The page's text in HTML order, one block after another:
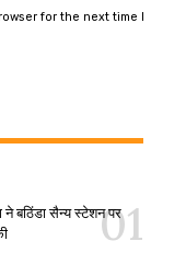
for the next time I
ने बठिंडा सैन्य स्टेशन पर